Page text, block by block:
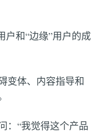
户和“边缘”用户的成
变体、内容指导和
：“我觉得这个产品